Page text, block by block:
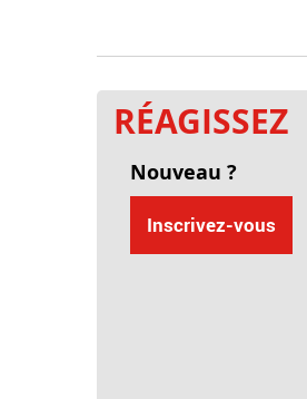
RÉAGISSEZ
Nouveau ?
Inscrivez-vous